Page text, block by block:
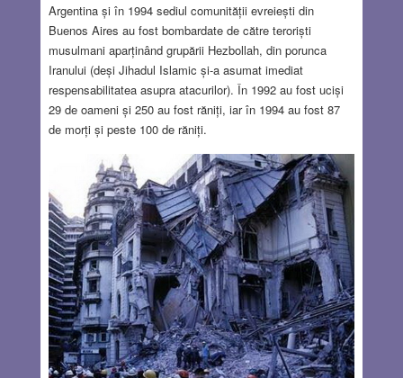
Argentina și în 1994 sediul comunității evreiești din
Buenos Aires au fost bombardate de către teroriști
musulmani aparținând grupării Hezbollah, din porunca
Iranului (deși Jihadul Islamic și-a asumat imediat
respensabilitatea asupra atacurilor). În 1992 au fost uciși
29 de oameni și 250 au fost răniți, iar în 1994 au fost 87
de morți și peste 100 de răniți.